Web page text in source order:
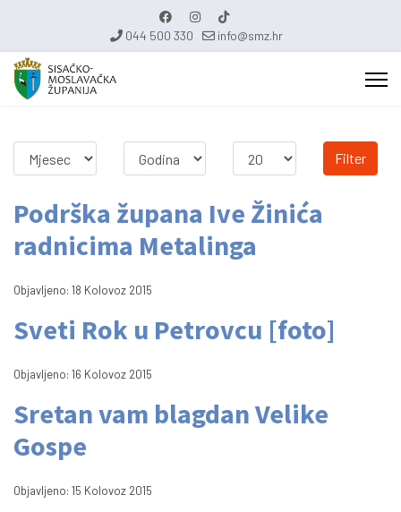
044 500 330 info@smz.hr
Filter
Podrška župana Ive Žinića
radnicima Metalinga
Objavljeno: 18 Kolovoz 2015
Sveti Rok u Petrovcu [foto]
Objavljeno: 16 Kolovoz 2015
Sretan vam blagdan Velike
Gospe
Objavljeno: 15 Kolovoz 2015